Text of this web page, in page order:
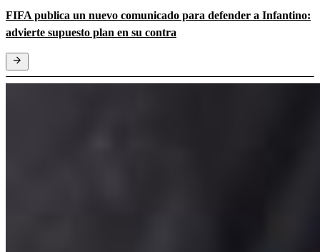
FIFA publica un nuevo comunicado para defender a Infantino:
advierte supuesto plan en su contra